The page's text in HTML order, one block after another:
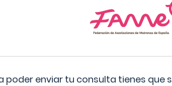
poder enviar tu consulta tienes que